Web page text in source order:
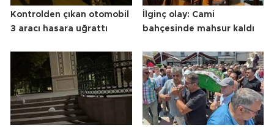
Kontrolden çıkan otomobil
3 aracı hasara uğrattı
İlginç olay: Cami
bahçesinde mahsur kaldı